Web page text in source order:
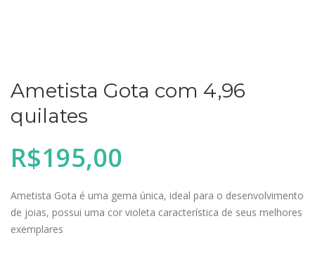
Ametista Gota com 4,96
quilates
R$195,00
Ametista Gota é uma gema única, ideal para o desenvolvimento
de joias, possui uma cor violeta característica de seus melhores
exemplares